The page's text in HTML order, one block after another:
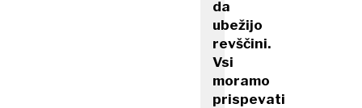
da
ubežijo
revščini.
Vsi
moramo
prispevati